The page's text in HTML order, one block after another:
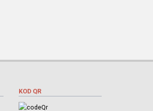
KOD QR